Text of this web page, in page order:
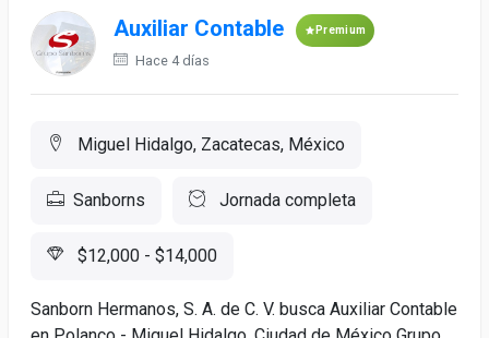
Auxiliar Contable Premium
Hace 4 días
Miguel Hidalgo, Zacatecas, México
Sanborns Jornada completa
$12,000 - $14,000
Sanborn Hermanos, S. A. de C. V. busca Auxiliar Contable